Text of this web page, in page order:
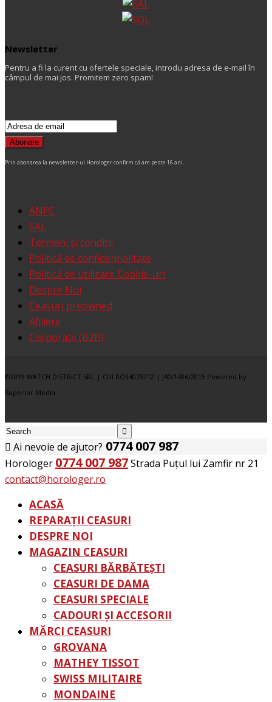
Newsletter
Pentru a fi la curent cu ofertele speciale, introdu adresa de e-mail în
câmpul de mai jos. Promitem zero spam!
Prin abonarea la newsletter-ul Horologer confirm că am peste 16 ani.
ANPC
SAL
Termeni şi condiţii
Politică de confidențialitate
Politică de utilizare Cookie-uri
Despre Noi
Ceasuri preowned
Afiliere
Corporate (B2B)
©2019 WATCH DISTRICT SRL | CUI RO34079212 | J40/1486/2015 Powered by
Superior Media
Ai nevoie de ajutor? 0774 007 987
Horologer 0774 007 987Strada Puțul lui Zamfir nr 21
contact@horologer.ro
ACASĂ
REPARAȚII CEASURI
DESPRE NOI
MAGAZIN CEASURI
CEASURI BĂRBĂTEȘTI
CEASURI DE DAMA
CEASURI SPECIALE
CADOURI ŞI ACCESORII
MĂRCI CEASURI
GROVANA
MATHEY TISSOT
SWISS MILITAIRE
MONDAINE